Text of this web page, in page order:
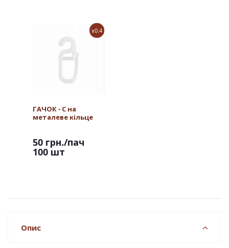
x0.4
ГАЧОК - С на
металеве кільце
50 грн./пач
100 шт
Опис